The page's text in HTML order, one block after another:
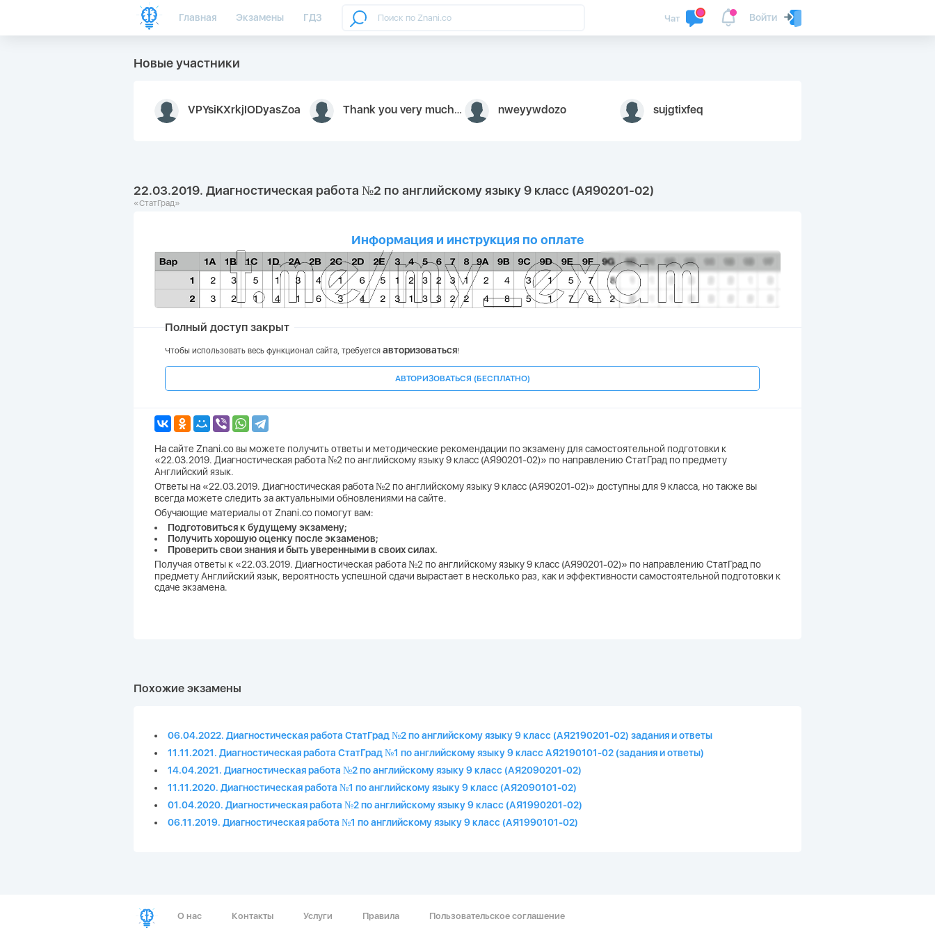
Главная Экзамены ГДЗ Войти
Чат
Новые участники
VPYsiKXrkjIODyasZoa Thank you very much for your inquiry We appreciate you 9126052 https://youtube.com faceapple ! nweyywdozo sujgtixfeq
22.03.2019. Диагностическая работа №2 по английскому языку 9 класс (АЯ90201-02)
«СтатГрад»
Информация и инструкция по оплате
Полный доступ закрыт
Чтобы использовать весь функционал сайта, требуется авторизоваться!
АВТОРИЗОВАТЬСЯ (БЕСПЛАТНО)
На сайте Znani.co вы можете получить ответы и методические рекомендации по экзамену для самостоятельной подготовки к
«22.03.2019. Диагностическая работа №2 по английскому языку 9 класс (АЯ90201-02)» по направлению СтатГрад по предмету
Английский язык.
Ответы на «22.03.2019. Диагностическая работа №2 по английскому языку 9 класс (АЯ90201-02)» доступны для 9 класса, но также вы
всегда можете следить за актуальными обновлениями на сайте.
Обучающие материалы от Znani.co помогут вам:
Подготовиться к будущему экзамену;
Получить хорошую оценку после экзаменов;
Проверить свои знания и быть уверенными в своих силах.
Получая ответы к «22.03.2019. Диагностическая работа №2 по английскому языку 9 класс (АЯ90201-02)» по направлению СтатГрад по
предмету Английский язык, вероятность успешной сдачи вырастает в несколько раз, как и эффективности самостоятельной подготовки к
сдаче экзамена.
Похожие экзамены
06.04.2022. Диагностическая работа СтатГрад №2 по английскому языку 9 класс (АЯ2190201-02) задания и ответы
11.11.2021. Диагностическая работа СтатГрад №1 по английскому языку 9 класс АЯ2190101-02 (задания и ответы)
14.04.2021. Диагностическая работа №2 по английскому языку 9 класс (АЯ2090201-02)
11.11.2020. Диагностическая работа №1 по английскому языку 9 класс (АЯ2090101-02)
01.04.2020. Диагностическая работа №2 по английскому языку 9 класс (АЯ1990201-02)
06.11.2019. Диагностическая работа №1 по английскому языку 9 класс (АЯ1990101-02)
О нас Контакты Услуги Правила Пользовательское соглашение